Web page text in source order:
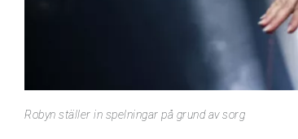
Robyn ställer in spelningar på grund av sorg